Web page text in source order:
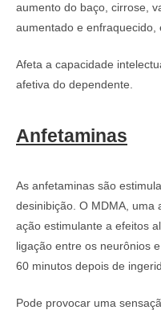
aumento do baço, cirrose,
aumentado e enfraquecido,
Afeta a capacidade
afetiva do dependente.
Anfetaminas
As anfetaminas são
desinibição. O MDMA, uma
ação estimulante a efeitos
ligação entre os neurônios
60 minutos depois de
Pode provocar uma